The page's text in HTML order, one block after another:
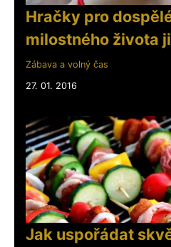
Hračky pro
milostného života
Zábava a volný čas
27. 01. 2016
Jak uspořádat